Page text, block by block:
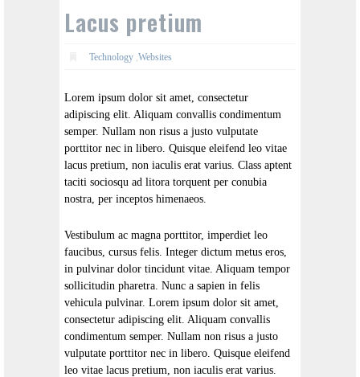
Lacus pretium
Technology, Websites
Lorem ipsum dolor sit amet, consectetur
adipiscing elit. Aliquam convallis condimentum
semper. Nullam non risus a justo vulputate
porttitor nec in libero. Quisque eleifend leo vitae
lacus pretium, non iaculis erat varius. Class aptent
taciti sociosqu ad litora torquent per conubia
nostra, per inceptos himenaeos.
Vestibulum ac magna porttitor, imperdiet leo
faucibus, cursus felis. Integer dictum metus eros,
in pulvinar dolor tincidunt vitae. Aliquam tempor
sollicitudin pharetra. Nunc a sapien in felis
vehicula pulvinar. Lorem ipsum dolor sit amet,
consectetur adipiscing elit. Aliquam convallis
condimentum semper. Nullam non risus a justo
vulputate porttitor nec in libero. Quisque eleifend
leo vitae lacus pretium, non iaculis erat varius.